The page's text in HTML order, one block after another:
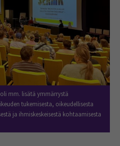
mm. lisätä ymmärrystä
tukemisesta, oikeudellisesta
ja ihmiskeskeisestä kohtaamisesta